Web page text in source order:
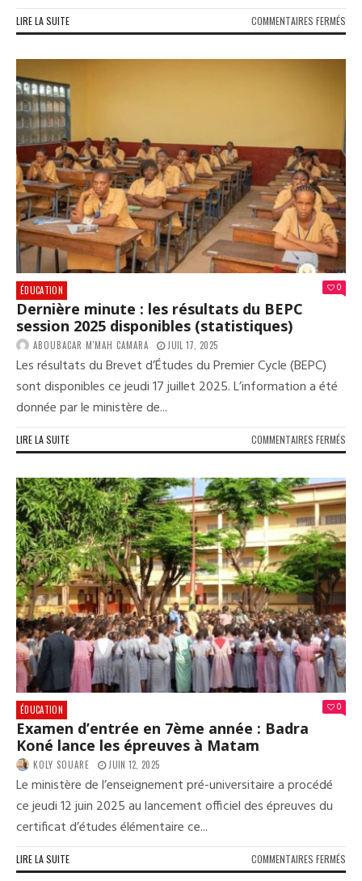
LIRE LA SUITE COMMENTAIRES FERMÉS
DU
ÉDUCATION 0
Dernière minute : les résultats du BEPC
session 2025 disponibles (statistiques)
ABOUBACAR M'MAH CAMARA JUIL 17, 2025
Les résultats du Brevet d’Études du Premier Cycle (BEPC)
sont disponibles ce jeudi 17 juillet 2025. L’information a été
donnée par le ministère de...
LIRE LA SUITE COMMENTAIRES FERMÉS
:
LES
ÉDUCATION 0
Examen d’entrée en 7ème année : Badra
Koné lance les épreuves à Matam
KOLY SOUARE JUIN 12, 2025
Le ministère de l’enseignement pré-universitaire a procédé
ce jeudi 12 juin 2025 au lancement officiel des épreuves du
certificat d’études élémentaire ce...
LIRE LA SUITE COMMENTAIRES FERMÉS